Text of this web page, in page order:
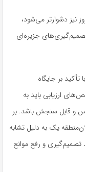
نیز دشوارتر می‌شود،
تصمیم‌گیری‌های جزیره‌ای
بر جایگاه
ارزیابی باید به
و قابل سنجش باشد. بر
یک به دلیل تشابه
تصمیم‌گیری و رفع موانع